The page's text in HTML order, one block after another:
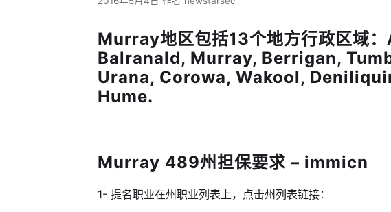
Murray地区包括13个地方行政区域
Balranald, Murray, Berrigan,
Urana, Corowa, Wakool,
Hume.
Murray 489州担保要求 – immicn
1- 提名职业在州职业列表上，点击州列表链接：